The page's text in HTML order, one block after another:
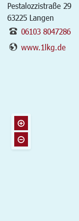
Pestalozzistraße 29
63225 Langen
06103 8047286
www.1lkg.de